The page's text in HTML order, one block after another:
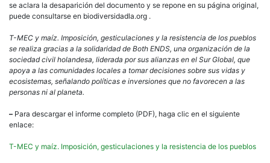
se aclara la desaparición del documento y se repone en su página original,
puede consultarse en biodiversidadla.org .
T-MEC y maíz. Imposición, gesticulaciones y la resistencia de los pueblos
se realiza gracias a la solidaridad de Both ENDS, una organización de la
sociedad civil holandesa, liderada por sus alianzas en el Sur Global, que
apoya a las comunidades locales a tomar decisiones sobre sus vidas y
ecosistemas, señalando políticas e inversiones que no favorecen a las
personas ni al planeta.
– Para descargar el informe completo (PDF), haga clic en el siguiente
enlace:
T-MEC y maíz. Imposición, gesticulaciones y la resistencia de los pueblos